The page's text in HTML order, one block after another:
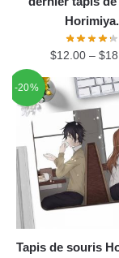
Horimiya.
$12.00– $
-20%
Tapis de souris